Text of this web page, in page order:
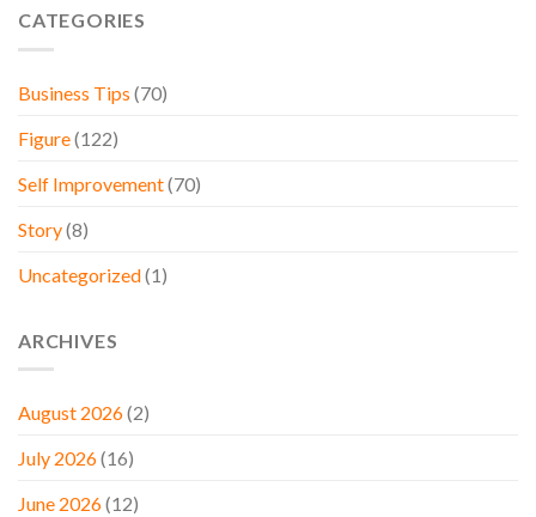
CATEGORIES
Business Tips (70)
Figure(122)
Self Improvement(70)
Story(8)
Uncategorized(1)
ARCHIVES
August 2026(2)
July 2026(16)
June 2026(12)